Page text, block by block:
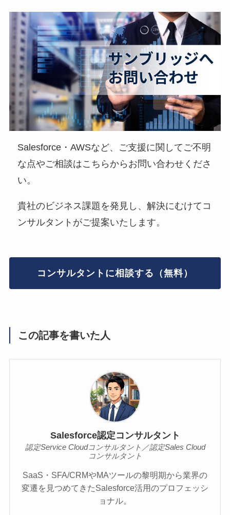
Salesforce・AWSなど、ご支援に関してご不明
な点やご相談はこちらからお問い合わせくださ
い。
貴社のビジネス課題を発見し、解決にむけてコ
ンサルタントがご提案いたします。
コンサルタントに相談する（無料）
この記事を書いた人
Salesforce認定コンサルタント
認定Service Cloudコンサルタント／認定Sales Cloud
コンサルタント
SaaS・SFA/CRMやMAツールの黎明期から業界の
変遷を見つめてきたSalesforce活用のプロフェッシ
ョナル。